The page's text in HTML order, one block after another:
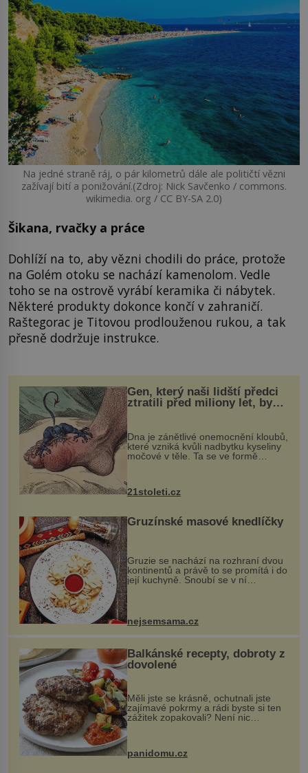
Na jedné straně ráj, o pár kilometrů dále ale političtí vězni
zažívají bití a ponižování.(Zdroj: Nick Savčenko / commons.
wikimedia. org / CC BY-SA 2.0)
Šikana, rvačky a práce
Dohlíží na to, aby vězni chodili do práce, protože
na Golém otoku se nachází kamenolom. Vedle
toho se na ostrově vyrábí keramika či nábytek.
Některé produkty dokonce končí v zahraničí.
Raštegorac je Titovou prodlouženou rukou, a tak
přesně dodržuje instrukce.
Gen, který naši lidští předci
ztratili před miliony let, by
mohl pomoci s léčbou
„nemoci králů“
Dna je zánětlivé onemocnění kloubů,
které vzniká kvůli nadbytku kyseliny
močové v těle. Ta se ve formě
nohou, a způsobuje bole...
21stoleti.cz
Gruzínské masové knedlíčky
Gruzie se nachází na rozhraní dvou
kontinentů a právě to se promítá i do
její kuchyně. Snoubí se v ní
evropské a asijské chutě a díky tomu
vznikají rozmanité a chuťově bohaté
pokrmy, které rozhodně st...
nejsemsama.cz
Balkánské recepty, dobroty z
dovolené
Měli jste se krásně, ochutnali jste
zajímavé pokrmy a rádi byste si ten
zážitek zopakovali? Není nic
snazšího. Pljeskavica (10 porcí)
Možná jste ji ochutnali na dovolené v
bývalé Jugoslávii, lze ji vi...
panidomu.cz